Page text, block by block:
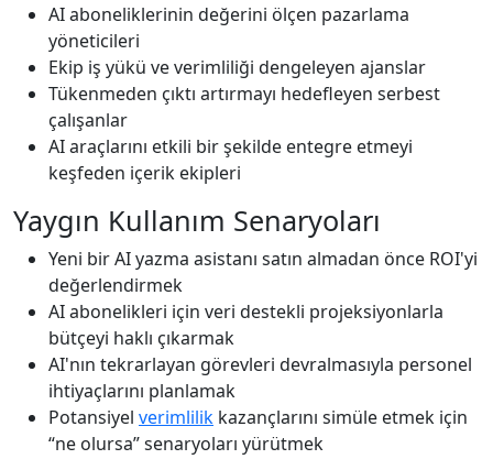
AI aboneliklerinin değerini ölçen pazarlama
yöneticileri
Ekip iş yükü ve verimliliği dengeleyen ajanslar
Tükenmeden çıktı artırmayı hedefleyen serbest
çalışanlar
AI araçlarını etkili bir şekilde entegre etmeyi
keşfeden içerik ekipleri
Yaygın Kullanım Senaryoları
Yeni bir AI yazma asistanı satın almadan önce ROI'yi
değerlendirmek
AI abonelikleri için veri destekli projeksiyonlarla
bütçeyi haklı çıkarmak
AI'nın tekrarlayan görevleri devralmasıyla personel
ihtiyaçlarını planlamak
Potansiyel verimlilik kazançlarını simüle etmek için
“ne olursa” senaryoları yürütmek